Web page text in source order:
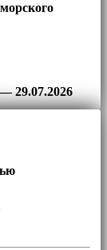
29.07.2026